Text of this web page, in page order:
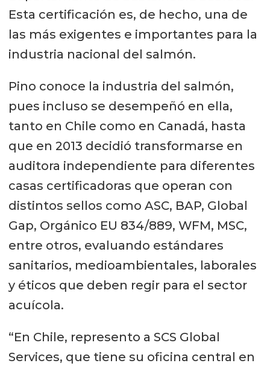
Esta certificación es, de hecho, una de
las más exigentes e importantes para la
industria nacional del salmón.
Pino conoce la industria del salmón,
pues incluso se desempeñó en ella,
tanto en Chile como en Canadá, hasta
que en 2013 decidió transformarse en
auditora independiente para diferentes
casas certificadoras que operan con
distintos sellos como ASC, BAP, Global
Gap, Orgánico EU 834/889, WFM, MSC,
entre otros, evaluando estándares
sanitarios, medioambientales, laborales
y éticos que deben regir para el sector
acuícola.
“En Chile, represento a SCS Global
Services, que tiene su oficina central en